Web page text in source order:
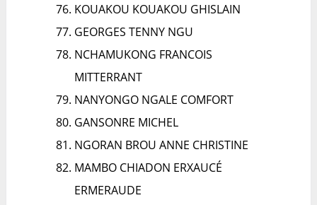
KOUAKOU KOUAKOU GHISLAIN
GEORGES TENNY NGU
NCHAMUKONG FRANCOIS
MITTERRANT
NANYONGO NGALE COMFORT
GANSONRE MICHEL
NGORAN BROU ANNE CHRISTINE
MAMBO CHIADON ERXAUCÉ
ERMERAUDE